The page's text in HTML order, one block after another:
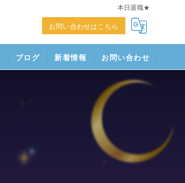
本日退職★
お問い合わせはこちら
ブログ 新着情報 お問い合わせ